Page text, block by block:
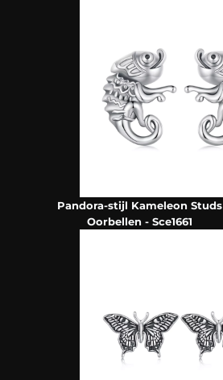
Pandora-stijl Kameleon Studs
Oorbellen - Sce1661